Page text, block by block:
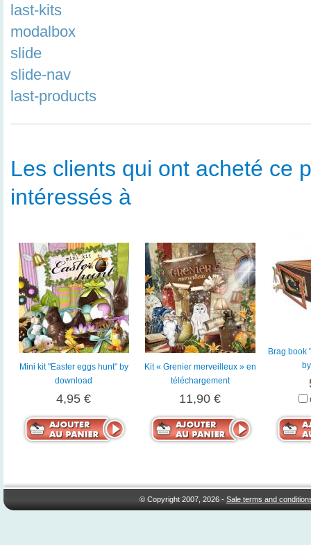
last-kits
modalbox
slide
slide-nav
last-products
Les clients qui ont acheté ce
intéressés à
Mini kit "Easter eggs hunt" by
download
4,95 €
Kit « Grenier merveilleux » en
téléchargement
11,90 €
Brag book
© Copyright 2007, 2026 -Sale terms and